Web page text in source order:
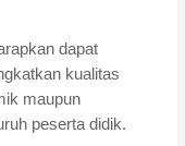
dapat
kualitas
maupun
peserta didik.